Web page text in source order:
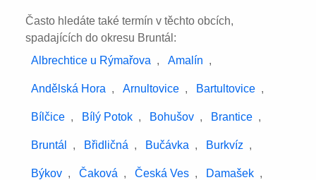
Často hledáte také termín v těchto obcích,
spadajících do okresu Bruntál:
Albrechtice u Rýmařova , Amalín ,
Andělská Hora , Arnultovice , Bartultovice ,
Bílčice , Bílý Potok , Bohušov , Brantice ,
Bruntál , Břidličná , Bučávka , Burkvíz ,
Býkov , Čaková , Česká Ves , Damašek ,